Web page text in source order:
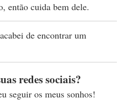
então cuida bem dele.
de encontrar um
redes sociais?
seguir os meus sonhos!